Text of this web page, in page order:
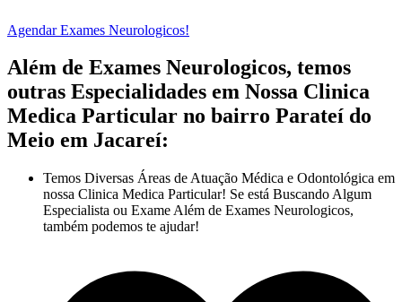
Agendar Exames Neurologicos!
Além de Exames Neurologicos, temos
outras Especialidades em Nossa Clinica
Medica Particular no bairro Parateí do
Meio em Jacareí:
Temos Diversas Áreas de Atuação Médica e Odontológica em
nossa Clinica Medica Particular! Se está Buscando Algum
Especialista ou Exame Além de Exames Neurologicos,
também podemos te ajudar!